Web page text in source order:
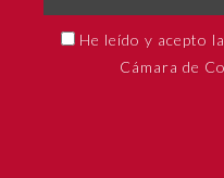
He leído y acepto
Cámara de